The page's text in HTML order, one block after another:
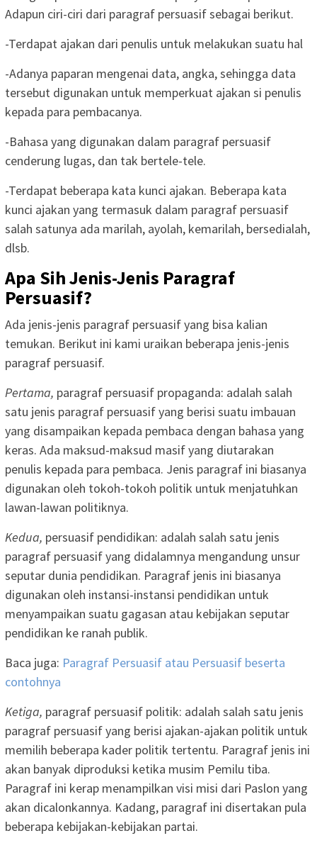
Adapun ciri-ciri dari paragraf persuasif sebagai berikut.
-Terdapat ajakan dari penulis untuk melakukan suatu hal
-Adanya paparan mengenai data, angka, sehingga data
tersebut digunakan untuk memperkuat ajakan si penulis
kepada para pembacanya.
-Bahasa yang digunakan dalam paragraf persuasif
cenderung lugas, dan tak bertele-tele.
-Terdapat beberapa kata kunci ajakan. Beberapa kata
kunci ajakan yang termasuk dalam paragraf persuasif
salah satunya ada marilah, ayolah, kemarilah, bersedialah,
dlsb.
Apa Sih Jenis-Jenis Paragraf
Persuasif?
Ada jenis-jenis paragraf persuasif yang bisa kalian
temukan. Berikut ini kami uraikan beberapa jenis-jenis
paragraf persuasif.
Pertama, paragraf persuasif propaganda: adalah salah
satu jenis paragraf persuasif yang berisi suatu imbauan
yang disampaikan kepada pembaca dengan bahasa yang
keras. Ada maksud-maksud masif yang diutarakan
penulis kepada para pembaca. Jenis paragraf ini biasanya
digunakan oleh tokoh-tokoh politik untuk menjatuhkan
lawan-lawan politiknya.
Kedua, persuasif pendidikan: adalah salah satu jenis
paragraf persuasif yang didalamnya mengandung unsur
seputar dunia pendidikan. Paragraf jenis ini biasanya
digunakan oleh instansi-instansi pendidikan untuk
menyampaikan suatu gagasan atau kebijakan seputar
pendidikan ke ranah publik.
Baca juga: Paragraf Persuasif atau Persuasif beserta
contohnya
Ketiga, paragraf persuasif politik: adalah salah satu jenis
paragraf persuasif yang berisi ajakan-ajakan politik untuk
memilih beberapa kader politik tertentu. Paragraf jenis ini
akan banyak diproduksi ketika musim Pemilu tiba.
Paragraf ini kerap menampilkan visi misi dari Paslon yang
akan dicalonkannya. Kadang, paragraf ini disertakan pula
beberapa kebijakan-kebijakan partai.